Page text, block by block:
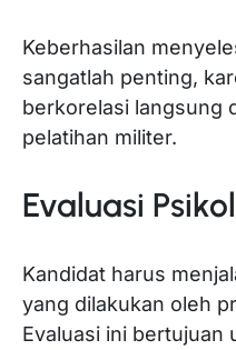
Keberhasilan
sangatlah penting,
berkorelasi langsung
pelatihan militer.
Evaluasi
Kandidat harus
yang dilakukan oleh
Evaluasi ini bertujuan